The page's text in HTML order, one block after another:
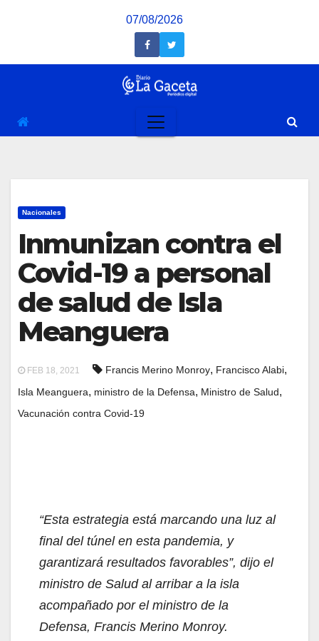
07/08/2026
Nacionales
Inmunizan contra el
Covid-19 a personal
de salud de Isla
Meanguera
FEB 18, 2021 Francis Merino Monroy, Francisco Alabi,
Isla Meanguera, ministro de la Defensa, Ministro de Salud,
Vacunación contra Covid-19
“Esta estrategia está marcando una luz al
final del túnel en esta pandemia, y
garantizará resultados favorables”, dijo el
ministro de Salud al arribar a la isla
acompañado por el ministro de la
Defensa, Francis Merino Monroy.